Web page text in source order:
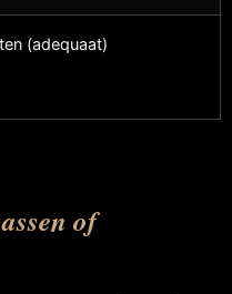
(adequaat)
of